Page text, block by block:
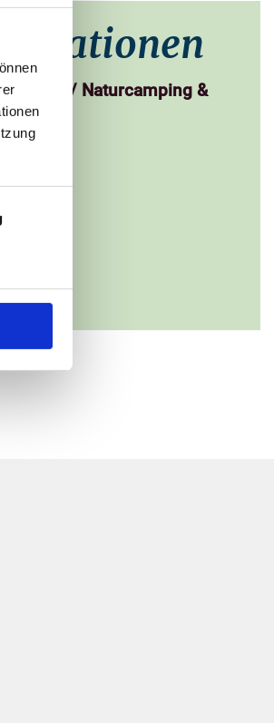
/ Naturcamping &